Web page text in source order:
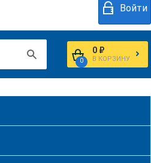
Войти
0
0 ₽
В КОРЗИНУ